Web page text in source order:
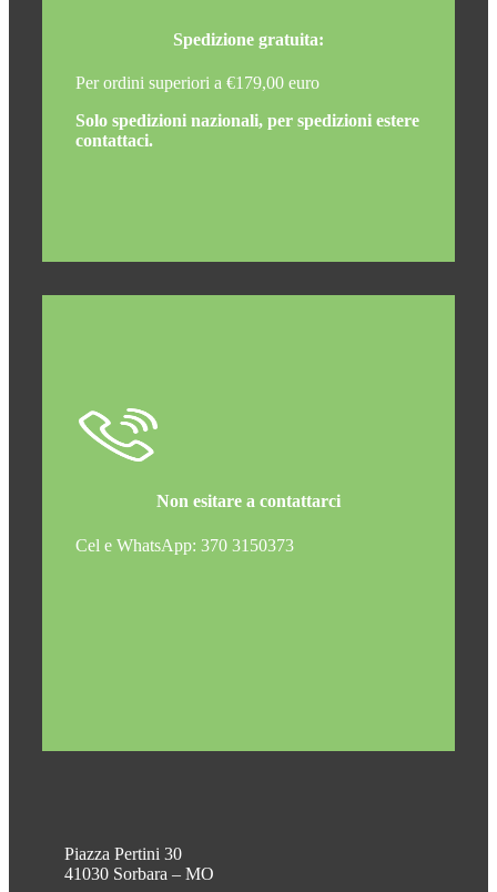
Spedizione gratuita:
Per ordini superiori a €179,00 euro
Solo spedizioni nazionali, per spedizioni estere
contattaci.
Non esitare a contattarci
Cel e WhatsApp: 370 3150373
Piazza Pertini 30
41030 Sorbara – MO